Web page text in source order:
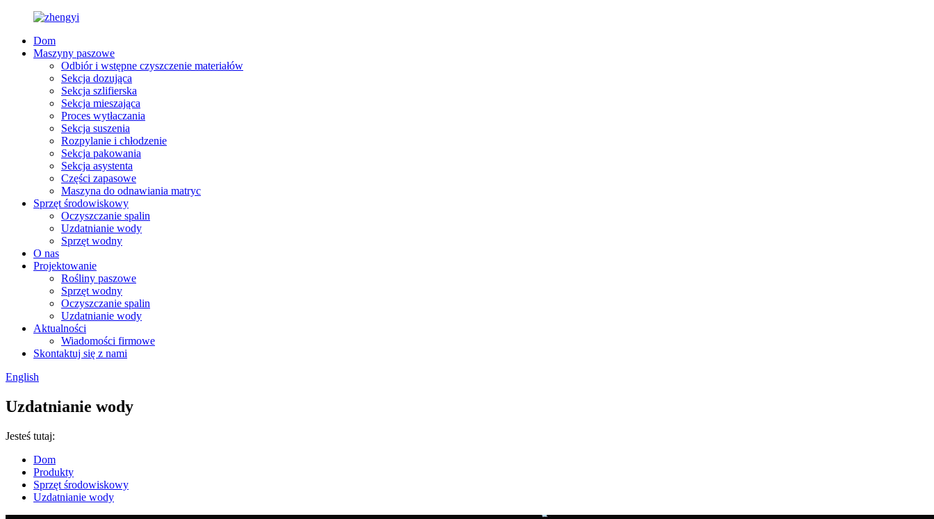
Dom
Maszyny paszowe
Odbiór i wstępne czyszczenie materiałów
Sekcja dozująca
Sekcja szlifierska
Sekcja mieszająca
Proces wytłaczania
Sekcja suszenia
Rozpylanie i chłodzenie
Sekcja pakowania
Sekcja asystenta
Części zapasowe
Maszyna do odnawiania matryc
Sprzęt środowiskowy
Oczyszczanie spalin
Uzdatnianie wody
Sprzęt wodny
O nas
Projektowanie
Rośliny paszowe
Sprzęt wodny
Oczyszczanie spalin
Uzdatnianie wody
Aktualności
Wiadomości firmowe
Skontaktuj się z nami
English
Uzdatnianie wody
Jesteś tutaj:
Dom
Produkty
Sprzęt środowiskowy
Uzdatnianie wody